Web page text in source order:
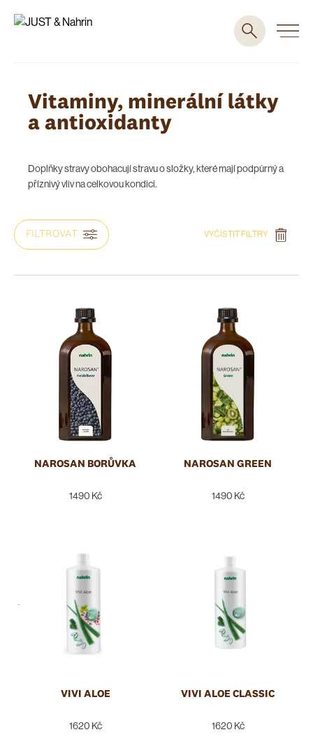
Vitaminy, minerální látky
a antioxidanty
Doplňky stravy obohacují stravu o složky, které mají podpůrný a
příznivý vliv na celkovou kondici.
FILTROVAT VYČISTIT FILTRY
DOPORUČOVÁNO PRO
SLOŽENÍ A ALERGENY
TYP PRODUKTU
NAROSAN BORŮVKA
1490 Kč
NAROSAN GREEN
1490 Kč
VIVI ALOE
1620 Kč
VIVI ALOE CLASSIC
1620 Kč